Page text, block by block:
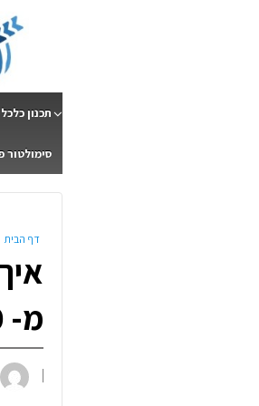
תכנון
דף הבית
מ- 10 שנים בלי להתאמץ?